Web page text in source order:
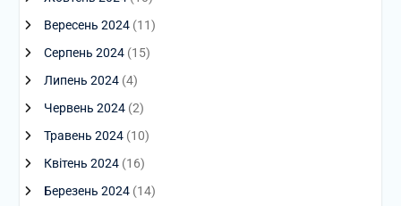
Вересень 2024(11)
Серпень 2024(15)
Липень 2024(4)
Червень 2024(2)
Травень 2024(10)
Квітень 2024(16)
Березень 2024(14)